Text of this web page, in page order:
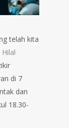
telah kita
di 7
dan
18.30-